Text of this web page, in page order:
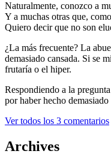
Naturalmente, conozco a
Y a muchas otras que,
Quiero decir que no son
¿La más frecuente? La
demasiado cansada. Si se
frutaría o el hiper.
Respondiendo a la
por haber hecho
Ver todos los 3 comentarios
Archives